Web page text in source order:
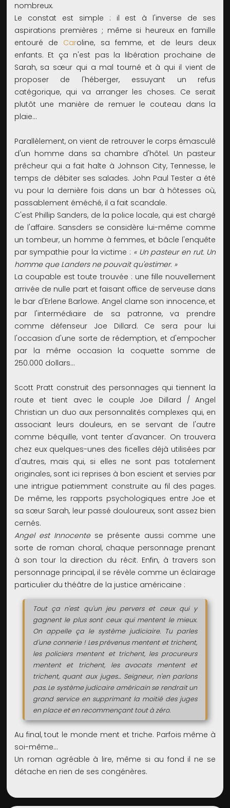
nombreux.
Le constat est simple : il est à l'inverse de ses
aspirations premières ; même si heureux en famille
entouré de Caroline, sa femme, et de leurs deux
enfants. Et ça n'est pas la libération prochaine de
Sarah, sa sœur qui a mal tourné et à qui il vient de
proposer de l'héberger, essuyant un refus
catégorique, qui va arranger les choses. Ce serait
plutôt une manière de remuer le couteau dans la
plaie…
Parallèlement, on vient de retrouver le corps émasculé
d'un homme dans sa chambre d'hôtel. Un pasteur
prêcheur qui a fait halte à Johnson City, Tennesse, le
temps de débiter ses salades. John Paul Tester a été
vu pour la dernière fois dans un bar à hôtesses où,
passablement éméché, il a fait scandale.
C'est Phillip Sanders, de la police locale, qui est chargé
de l'affaire. Sansders se considère lui-même comme
un tombeur, un homme à femmes, et bâcle l'enquête
par sympathie pour la victime : « Un pasteur en rut. Un
homme que Landers ne pouvait qu'estimer. »
La coupable est toute trouvée : une fille nouvellement
arrivée de nulle part et faisant office de serveuse dans
le bar d'Erlene Barlowe. Angel clame son innocence, et
par l'intermédiaire de sa patronne, va prendre
comme défenseur Joe Dillard. Ce sera pour lui
l'occasion d'une sorte de rédemption, et d'empocher
par la même occasion la coquette somme de
250.000 dollars…
Scott Pratt construit des personnages qui tiennent la
route et tient avec le couple Joe Dillard / Angel
Christian un duo aux personnalités complexes qui, en
associant leurs douleurs, en se servant de l'autre
comme béquille, vont tenter d'avancer. On trouvera
chez eux quelques-unes des ficelles déjà utilisées par
d'autres, mais qui, si elles ne sont pas totalement
originales, sont ici reprises à bon escient et servies par
une intrigue patiemment construite au fil des pages.
De même, les rapports psychologiques entre Joe et
sa sœur Sarah, leur passé douloureux, sont assez bien
cernés.
Angel est Innocentese présente aussi comme une
sorte de roman choral, chaque personnage prenant
à son tour la direction du récit. Enfin, à travers son
personnage principal, il se révèle comme un éclairage
particulier du théâtre de la justice américaine :
Tout ça n'est qu'un jeu pervers et ceux qui y
gagnent le plus sont ceux qui mentent le mieux.
On appelle ça le système judiciaire. Tu parles
d'une connerie ! Les prévenus mentent et trichent,
les policiers mentent et trichent, les procureurs
mentent et trichent, les avocats mentent et
trichent, quant aux juges… Seigneur, n'en parlons
pas. Le système judicaire américain se rendrait un
grand service en supprimant la moitié des juges
en place et en recommençant tout à zéro.
Au final, tout le monde ment et triche. Parfois même à
soi-même…
Un roman agréable à lire, même si au fond il ne se
détache en rien de ses congénères.